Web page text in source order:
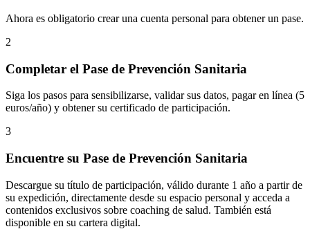
Ahora es obligatorio crear una cuenta personal para obtener un pase.
2
Completar el Pase de Prevención Sanitaria
Siga los pasos para sensibilizarse, validar sus datos, pagar en línea (5
euros/año) y obtener su certificado de participación.
3
Encuentre su Pase de Prevención Sanitaria
Descargue su título de participación, válido durante 1 año a partir de
su expedición, directamente desde su espacio personal y acceda a
contenidos exclusivos sobre coaching de salud. También está
disponible en su cartera digital.